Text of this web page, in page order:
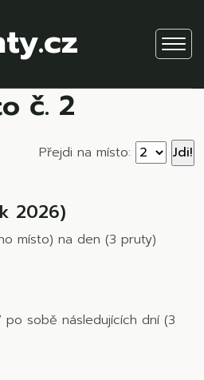
č. 2
Přejdi na místo:
2026)
místo) na den (3 pruty)
sobě následujících dní (3